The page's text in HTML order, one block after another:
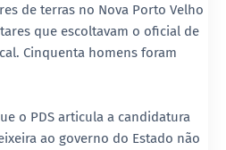
de terras no Nova Porto Velho
que escoltavam o oficial de
Cinquenta homens foram
o PDS articula a candidatura
ao governo do Estado não